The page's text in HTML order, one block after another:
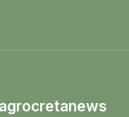
agrocretanews